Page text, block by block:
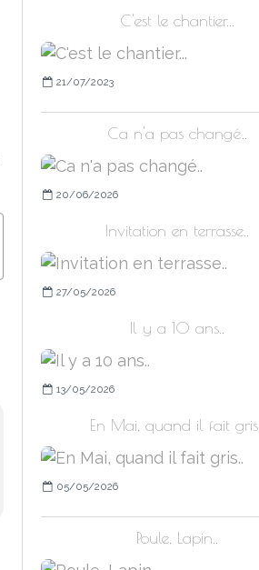
C'est le chantier...
21/07/2023
Ca n'a pas changé..
20/06/2026
Invitation en terrasse..
27/05/2026
Il y a 10 ans..
13/05/2026
En Mai, quand il fait gris..
05/05/2026
Poule, Lapin..